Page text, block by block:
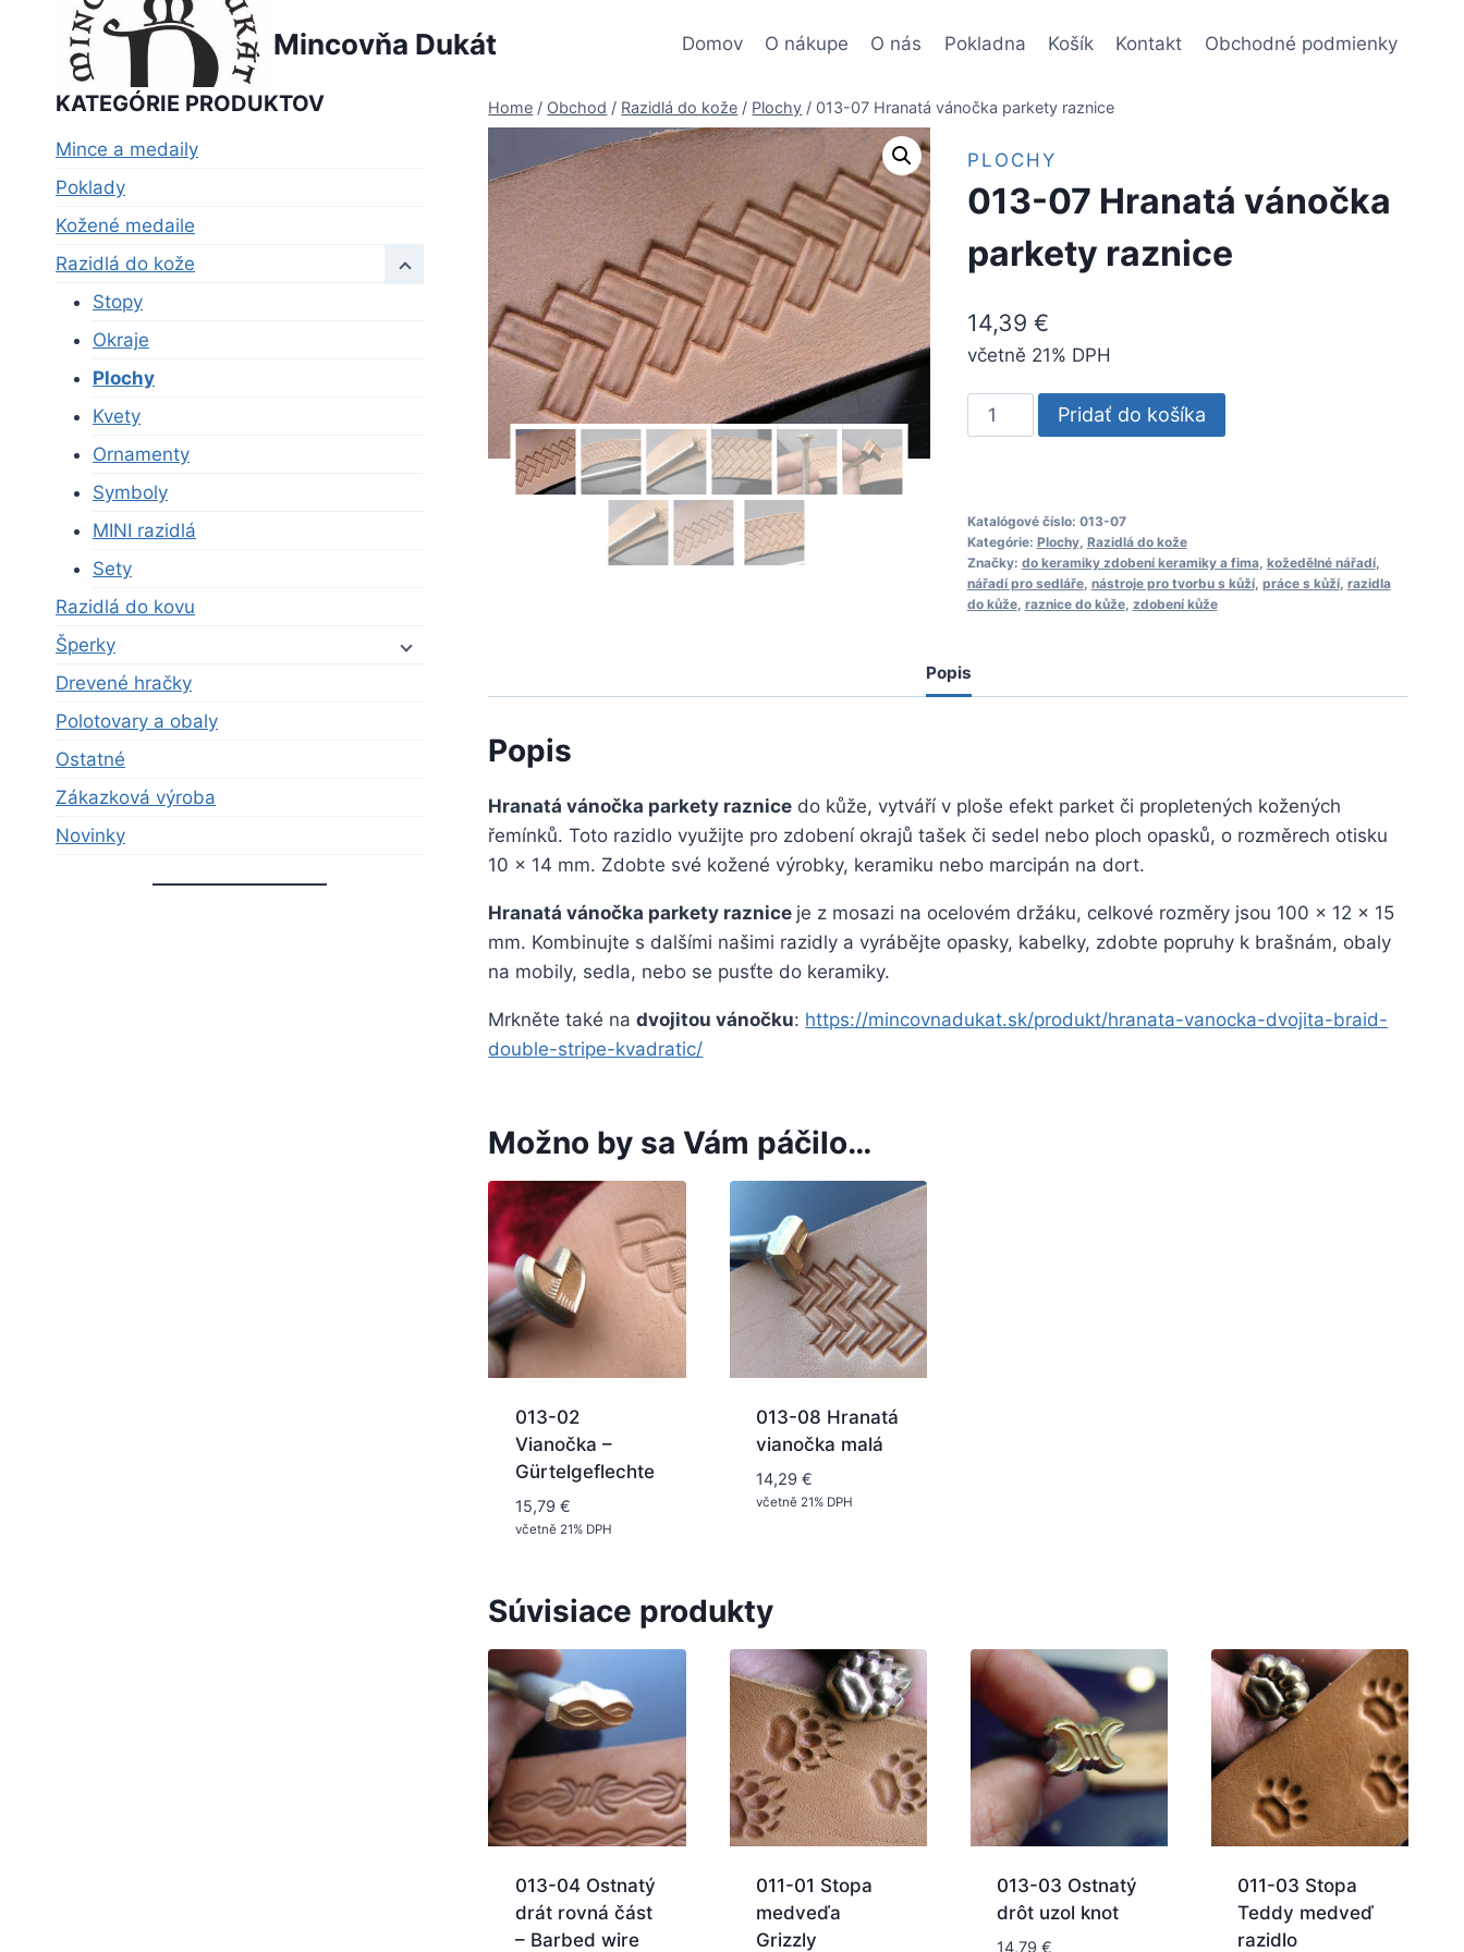
Mincovňa Dukát Domov O nákupe O nás Pokladna Košík Kontakt Obchodné podmienky
Home / Obchod / Razidlá do kože / Plochy / 013-07 Hranatá vánočka parkety raznice
PLOCHY
013-07 Hranatá vánočka
parkety raznice
14,39 €
včetně 21% DPH
množstvo
013-
vánočka
parkety
raznice
Pridať do košíka
Katalógové číslo: 013-07
Kategórie: Plochy, Razidlá do kože
Značky: do keramiky zdobení keramiky a fima, kožedělné nářadí,
nářadí pro sedláře, nástroje pro tvorbu s kůží, práce s kůží, razidla
do kůže, raznice do kůže, zdobení kůže
Popis
Popis
Hranatá vánočka parkety raznice do kůže, vytváří v ploše efekt parket či propletených kožených
řemínků. Toto razidlo využijte pro zdobení okrajů tašek či sedel nebo ploch opasků, o rozměrech otisku
10 x 14 mm. Zdobte své kožené výrobky, keramiku nebo marcipán na dort.
Hranatá vánočka parkety raznice je z mosazi na ocelovém držáku, celkové rozměry jsou 100 x 12 x 15
mm. Kombinujte s dalšími našimi razidly a vyrábějte opasky, kabelky, zdobte popruhy k brašnám, obaly
na mobily, sedla, nebo se pusťte do keramiky.
Mrkněte také nadvojitou vánočku: https://mincovnadukat.sk/produkt/hranata-vanocka-dvojita-braid-
double-stripe-kvadratic/
Možno by sa Vám páčilo…
013-02
Vianočka –
Gürtelgeflechte
15,79 €
včetně 21% DPH
013-08 Hranatá
vianočka malá
14,29 €
včetně 21% DPH
Súvisiace produkty
013-04 Ostnatý
drát rovná část
– Barbed wire
011-01 Stopa
medveďa
Grizzly
013-03 Ostnatý
drôt uzol knot
14,79€
011-03 Stopa
Teddy medveď
razidlo
KATEGÓRIE PRODUKTOV
Mince a medaily
Poklady
Kožené medaile
Razidlá do kože
Stopy
Okraje
Plochy
Kvety
Ornamenty
Symboly
MINI razidlá
Sety
Razidlá do kovu
Šperky
Drevené hračky
Polotovary a obaly
Ostatné
Zákazková výroba
Novinky